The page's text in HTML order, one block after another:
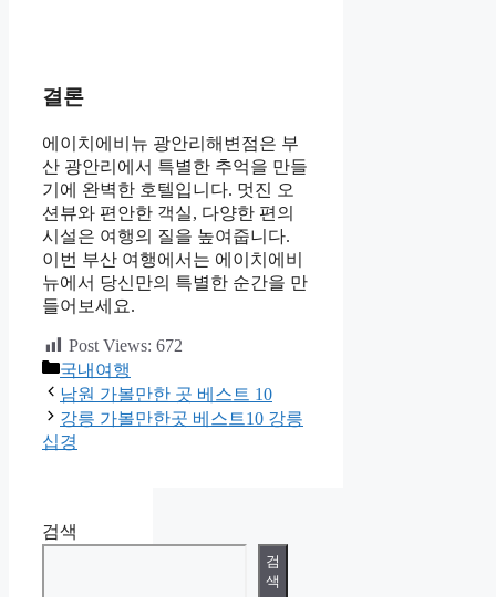
결론
에이치에비뉴 광안리해변점은 부
산 광안리에서 특별한 추억을 만들
기에 완벽한 호텔입니다. 멋진 오
션뷰와 편안한 객실, 다양한 편의
시설은 여행의 질을 높여줍니다.
이번 부산 여행에서는 에이치에비
뉴에서 당신만의 특별한 순간을 만
들어보세요.
Post Views: 672
카
테
고
리
국내여행
남원 가볼만한 곳 베스트 10
강릉 가볼만한곳 베스트10 강릉
십경
검색
검
색